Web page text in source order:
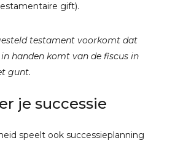
gift).
testament voorkomt dat
handen komt van de fiscus in
gunt.
je successie
speelt ook successieplanning